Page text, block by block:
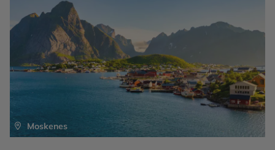
Moskenes